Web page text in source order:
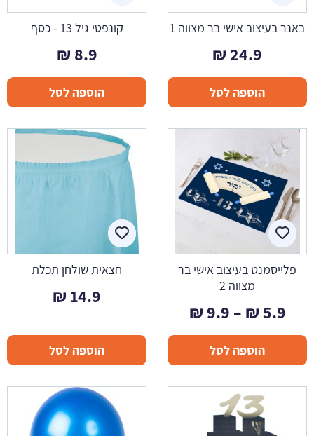
באנר בעיצוב אישי בר מצווה 1
24.9
₪
הוספה לסל
קונפטי גיל 13 - כסף
8.9
₪
הוספה לסל
פלייסמנט בעיצוב אישי בר
מצווה 2
5.9
₪
–
9.9
₪
מחירים:
הוספה לסל
חצאית שולחן תכלת
14.9
₪
הוספה לסל